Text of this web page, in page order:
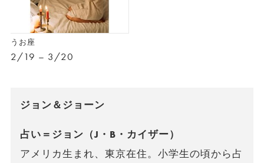
うお座
2/19 – 3/20
ジョン＆ジョーン
占い＝ジョン（J・B・カイザー）
アメリカ生まれ、東京在住。小学生の頃から占